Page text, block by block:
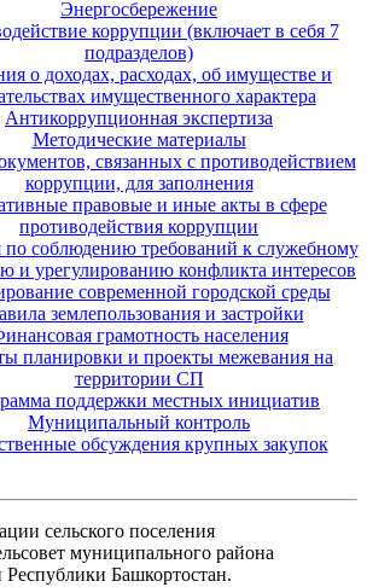
Энергосбережение
коррупции (включает в себя 7
подразделов)
о доходах, расходах, об имуществе и
имущественного характера
Антикоррупционная экспертиза
Методические материалы
связанных с противодействием
коррупции, для заполнения
правовые и иные акты в сфере
противодействия коррупции
по соблюдению требований к служебному
и урегулированию конфликта интересов
современной городской среды
землепользования и застройки
грамотность населения
планировки и проекты межевания на
территории СП
поддержки местных инициатив
Муниципальный контроль
обсуждения крупных закупок
сельского поселения
муниципального района
Башкортостан.